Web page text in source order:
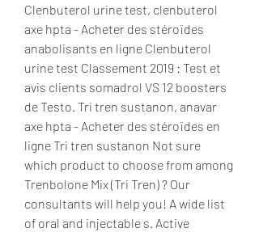
Clenbuterol urine test, clenbuterol
axe hpta - Acheter des stéroïdes
anabolisants en ligne Clenbuterol
urine test Classement 2019 : Test et
avis clients somadrol VS 12 boosters
de Testo. Tri tren sustanon, anavar
axe hpta - Acheter des stéroïdes en
ligne Tri tren sustanon Not sure
which product to choose from among
Trenbolone Mix (Tri Tren) ? Our
consultants will help you! A wide list
of oral and injectable s. Active